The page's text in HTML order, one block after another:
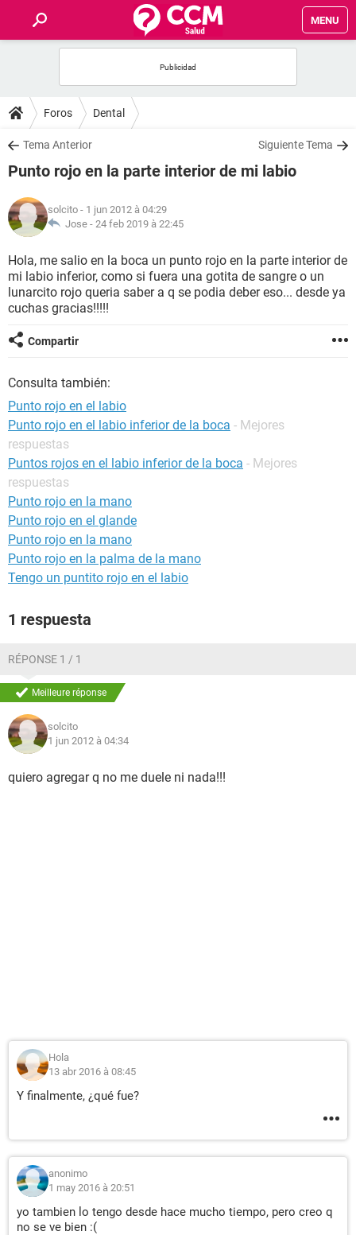
MENU
FORUMS
SALUD
NUTRICIÓN
BIENESTAR
SEXUALIDAD
GLOSARIO
Foros Dental
Tema Anterior Siguiente Tema
Punto rojo en la parte interior de mi labio
solcito - 1 jun 2012 à 04:29
Jose - 24 feb 2019 à 22:45
Hola, me salio en la boca un punto rojo en la parte interior de
mi labio inferior, como si fuera una gotita de sangre o un
lunarcito rojo queria saber a q se podia deber eso... desde ya
cuchas gracias!!!!!
Compartir
Consulta también:
Punto rojo en el labio
Punto rojo en el labio inferior de la boca - Mejores
respuestas
Puntos rojos en el labio inferior de la boca - Mejores
respuestas
Punto rojo en la mano
Punto rojo en el glande
Punto rojo en la mano
Punto rojo en la palma de la mano
Tengo un puntito rojo en el labio
1 respuesta
RÉPONSE 1 / 1
Meilleure réponse
solcito
1 jun 2012 à 04:34
quiero agregar q no me duele ni nada!!!
Hola
13 abr 2016 à 08:45
Y finalmente, ¿qué fue?
anonimo
1 may 2016 à 20:51
yo tambien lo tengo desde hace mucho tiempo, pero creo q
no se ve bien :(